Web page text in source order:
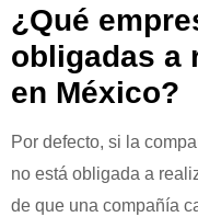
¿Qué
obligadas a
en México?
Por defecto, si la
no está obligada a
de que una compañía